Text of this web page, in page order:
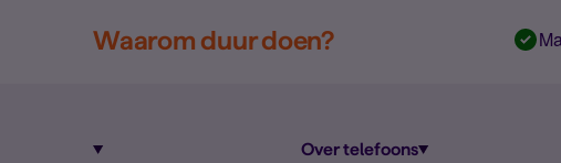
Waarom duur doen?
Over telefoons